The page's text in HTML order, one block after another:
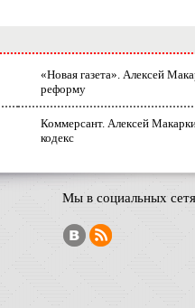
«Новая газета». Алексей
реформу
Коммерсант. Алексей
кодекс
Мы в социальных